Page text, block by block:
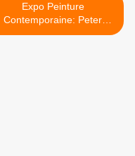
Expo Peinture
Contemporaine: Peter
MARTENSEN "Undone